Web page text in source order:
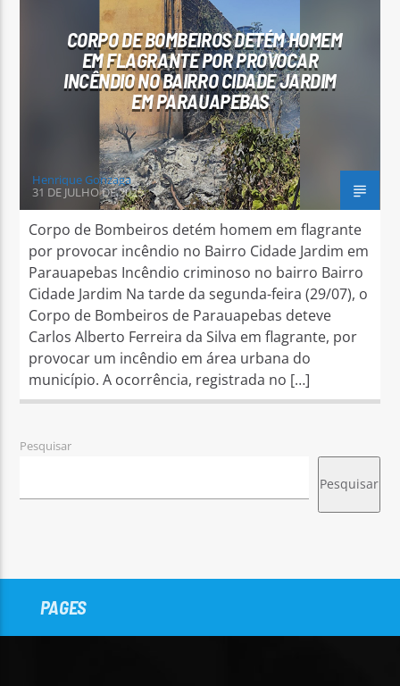
Arara Azul FM
CORPO DE BOMBEIROS DETÉM HOMEM
EM FLAGRANTE POR PROVOCAR
INCÊNDIO NO BAIRRO CIDADE JARDIM
EM PARAUAPEBAS
Henrique Gonzaga
31 DE JULHO DE 2025
Corpo de Bombeiros detém homem em flagrante
por provocar incêndio no Bairro Cidade Jardim em
Parauapebas Incêndio criminoso no bairro Bairro
Cidade Jardim Na tarde da segunda-feira (29/07), o
Corpo de Bombeiros de Parauapebas deteve
Carlos Alberto Ferreira da Silva em flagrante, por
provocar um incêndio em área urbana do
município. A ocorrência, registrada no […]
Pesquisar
Pesquisar
PAGES